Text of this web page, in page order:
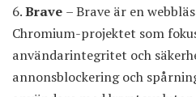
Brave – Brave är en
Chromium-projektet som
användarintegritet och
annonsblockering och